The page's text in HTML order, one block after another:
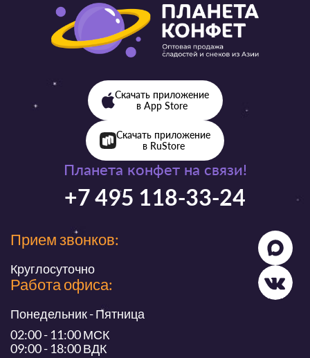
Планета конфет на связи!
+7 495 118-33-24
Прием звонков:
Круглосуточно
Работа офиса:
Понедельник - Пятница
02:00 - 11:00 МСК
09:00 - 18:00 ВДК
Скачать приложение
в App Store
Скачать приложение
в RuStore